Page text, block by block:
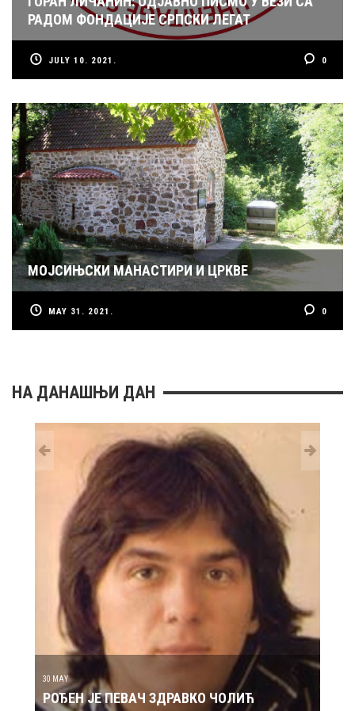
РАДОМ ФОНДАЦИЈЕ СРПСКИ ЛЕГАТ
JULY 10. 2021. 0
МОЈСИЊСКИ МАНАСТИРИ И ЦРКВЕ
MAY 31. 2021. 0
НА ДАНАШЊИ ДАН
30 MAY
РОЂЕН ЈЕ ПЕВАЧ ЗДРАВКО ЧОЛИЋ